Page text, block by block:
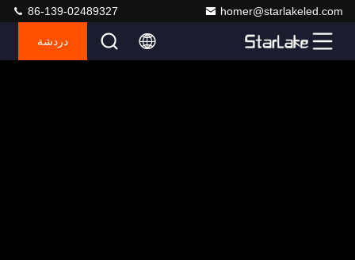
homer@starlakeled.com
86-139-02489327
دردشة